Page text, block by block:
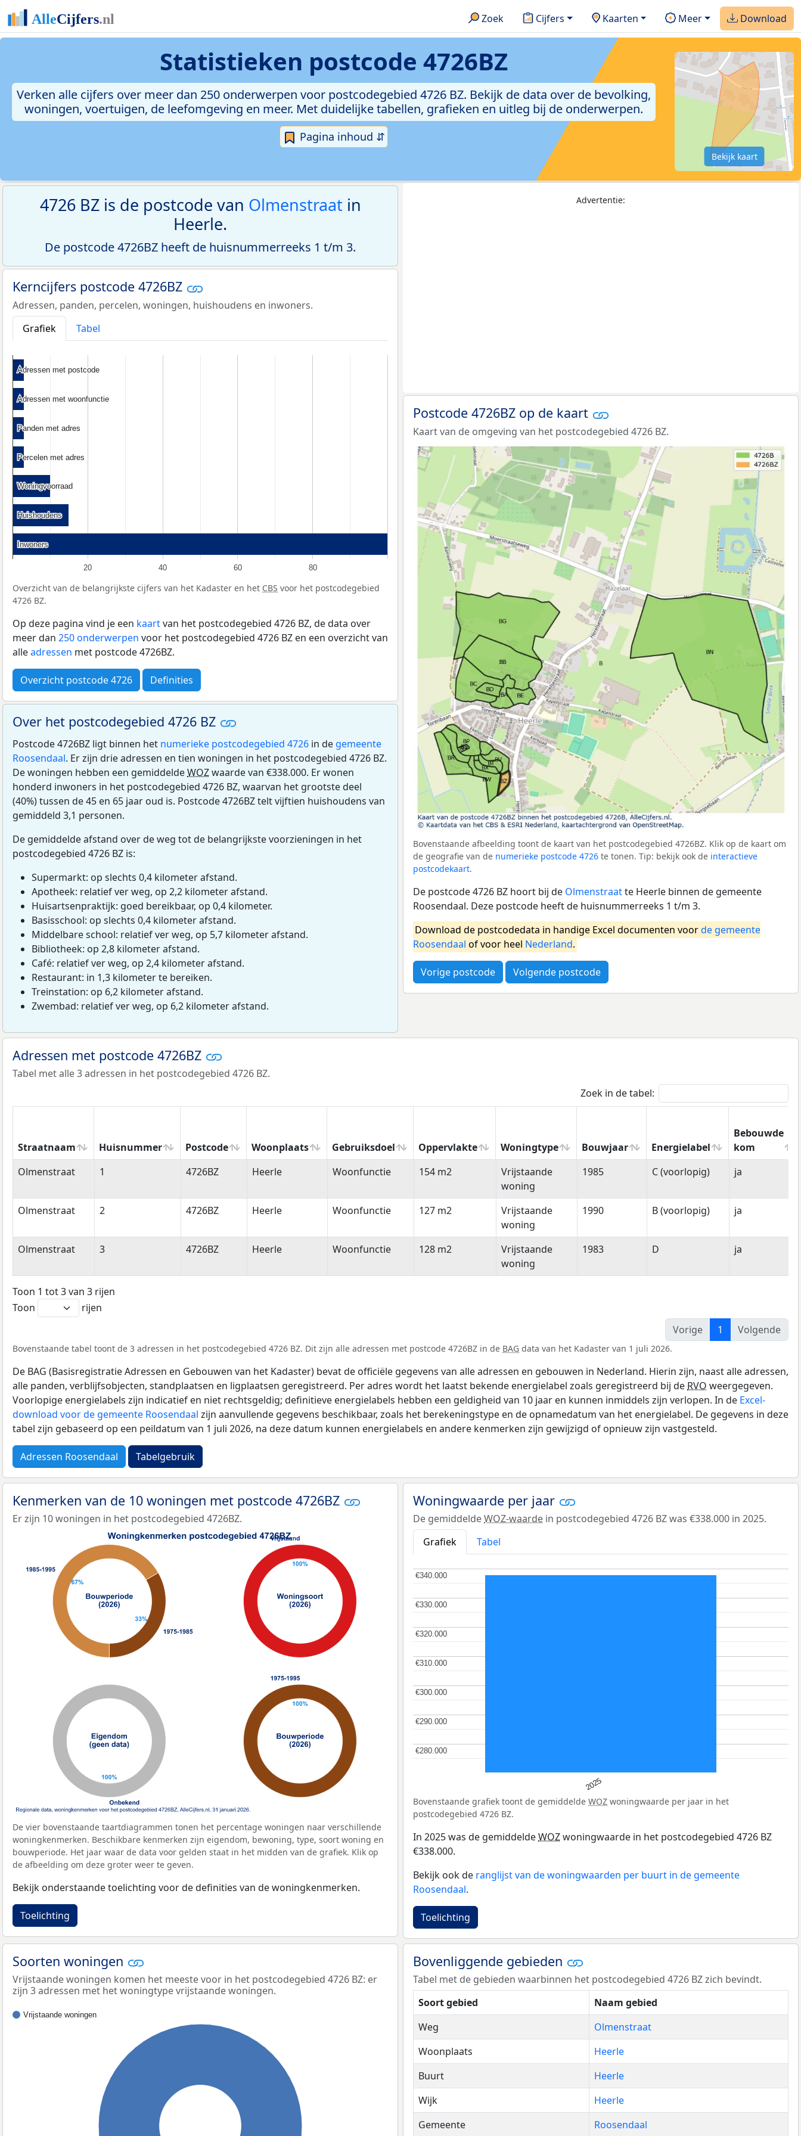
Zoek Cijfers Kaarten Meer Download
Statistieken postcode 4726BZ
Verken alle cijfers over meer dan 250 onderwerpen voor postcodegebied 4726 BZ. Bekijk de data over de bevolking,
woningen, voertuigen, de leefomgeving en meer. Met duidelijke tabellen, grafieken en uitleg bij de onderwerpen.
Pagina inhoud ⇵
Bekijk kaart
4726 BZ is de postcode van Olmenstraatin
Heerle.
De postcode 4726BZ heeft de huisnummerreeks 1 t/m 3.
Kerncijfers postcode 4726BZ
Adressen, panden, percelen, woningen, huishoudens en inwoners.
Grafiek
Tabel
20 40 60 80
Adressen met postcode
Adressen met postcode
Adressen met woonfunctie
Adressen met woonfunctie
Panden met adres
Panden met adres
Percelen met adres
Percelen met adres
Woningvoorraad
Woningvoorraad
Huishoudens
Huishoudens
Inwoners
Inwoners
Overzicht van de belangrijkste cijfers van het Kadaster en het CBS voor het postcodegebied
4726 BZ.
Op deze pagina vind je een kaartvan het postcodegebied 4726 BZ, de data over
meer dan 250 onderwerpen voor het postcodegebied 4726 BZ en een overzicht van
alleadressen met postcode 4726BZ.
Overzicht postcode 4726 Definities
Over het postcodegebied 4726 BZ
Postcode 4726BZ ligt binnen het numerieke postcodegebied 4726 in de gemeente
Roosendaal. Er zijn drie adressen en tien woningen in het postcodegebied 4726 BZ.
De woningen hebben een gemiddeldeWOZwaarde van €338.000. Er wonen
honderd inwoners in het postcodegebied 4726 BZ, waarvan het grootste deel
(40%) tussen de 45 en 65 jaar oud is. Postcode 4726BZ telt vijftien huishoudens van
gemiddeld 3,1 personen.
De gemiddelde afstand over de weg tot de belangrijkste voorzieningen in het
postcodegebied 4726 BZ is:
Supermarkt: op slechts 0,4 kilometer afstand.
Apotheek: relatief ver weg, op 2,2 kilometer afstand.
Huisartsenpraktijk: goed bereikbaar, op 0,4 kilometer.
Basisschool: op slechts 0,4 kilometer afstand.
Middelbare school: relatief ver weg, op 5,7 kilometer afstand.
Bibliotheek: op 2,8 kilometer afstand.
Café: relatief ver weg, op 2,4 kilometer afstand.
Restaurant: in 1,3 kilometer te bereiken.
Treinstation: op 6,2 kilometer afstand.
Zwembad: relatief ver weg, op 6,2 kilometer afstand.
Advertentie:
Postcode 4726BZ op de kaart
Kaart van de omgeving van het postcodegebied 4726 BZ.
Bovenstaande afbeelding toont de kaart van het postcodegebied 4726BZ. Klik op de kaart om
de geografie van de numerieke postcode 4726 te tonen. Tip: bekijk ook de interactieve
postcodekaart.
De postcode 4726 BZ hoort bij de Olmenstraatte Heerle binnen de gemeente
Roosendaal. Deze postcode heeft de huisnummerreeks 1 t/m 3.
Download de postcodedata in handige Excel documenten voorde gemeente
Roosendaal of voor heel Nederland.
Vorige postcode Volgende postcode
Adressen met postcode 4726BZ
Tabel met alle 3 adressen in het postcodegebied 4726 BZ.
Zoek in de tabel:
Straatnaam Huisnummer Postcode Woonplaats Gebruiksdoel Oppervlakte Woningtype Bouwjaar Energielabel
Bebouwde
kom
Straatnaam
Huisnummer Postcode Woonplaats Gebruiksdoel Oppervlakte Woningtype Bouwjaar Energielabel
Bebouwde
kom
Olmenstraat 1 4726BZ Heerle Woonfunctie 154 m2
Vrijstaande
woning
1985 C (voorlopig) ja
Olmenstraat 2 4726BZ Heerle Woonfunctie 127 m2
Vrijstaande
woning
1990 B (voorlopig) ja
Olmenstraat 3 4726BZ Heerle Woonfunctie 128 m2
Vrijstaande
woning
1983 D ja
Toon 1 tot 3 van 3 rijen
Toon
rijen
Vorige
1 Volgende
Bovenstaande tabel toont de 3 adressen in het postcodegebied 4726 BZ. Dit zijn alle adressen met postcode 4726BZ in de BAG data van het Kadaster van 1 juli 2026.
De BAG (Basisregistratie Adressen en Gebouwen van het Kadaster) bevat de officiële gegevens van alle adressen en gebouwen in Nederland. Hierin zijn, naast alle adressen,
alle panden, verblijfsobjecten, standplaatsen en ligplaatsen geregistreerd. Per adres wordt het laatst bekende energielabel zoals geregistreerd bij de RVO weergegeven.
Voorlopige energielabels zijn indicatief en niet rechtsgeldig; definitieve energielabels hebben een geldigheid van 10 jaar en kunnen inmiddels zijn verlopen. In de Excel-
download voor de gemeente Roosendaal zijn aanvullende gegevens beschikbaar, zoals het berekeningstype en de opnamedatum van het energielabel. De gegevens in deze
tabel zijn gebaseerd op een peildatum van 1 juli 2026, na deze datum kunnen energielabels en andere kenmerken zijn gewijzigd of opnieuw zijn vastgesteld.
Adressen Roosendaal Tabelgebruik
Kenmerken van de 10 woningen met postcode 4726BZ
Er zijn 10 woningen in het postcodegebied 4726BZ.
De vier bovenstaande taartdiagrammen tonen het percentage woningen naar verschillende
woningkenmerken. Beschikbare kenmerken zijn eigendom, bewoning, type, soort woning en
bouwperiode. Het jaar waar de data voor gelden staat in het midden van de grafiek. Klik op
de afbeelding om deze groter weer te geven.
Bekijk onderstaande toelichting voor de definities van de woningkenmerken.
Toelichting
Woningwaarde per jaar
De gemiddeldeWOZ-waarde in postcodegebied 4726 BZ was €338.000 in 2025.
Grafiek
Tabel
2025
€280.000
€280.000
€290.000
€290.000
€300.000
€300.000
€310.000
€310.000
€320.000
€320.000
€330.000
€330.000
€340.000
€340.000
Bovenstaande grafiek toont de gemiddelde WOZ woningwaarde per jaar in het
postcodegebied 4726 BZ.
In 2025 was de gemiddeldeWOZwoningwaarde in het postcodegebied 4726 BZ
€338.000.
Bekijk ook de ranglijst van de woningwaarden per buurt in de gemeente
Roosendaal.
Toelichting
Soorten woningen
Vrijstaande woningen komen het meeste voor in het postcodegebied 4726 BZ: er
zijn 3 adressen met het woningtype vrijstaande woningen.
Vrijstaande woningen
Bovenliggende gebieden
Tabel met de gebieden waarbinnen het postcodegebied 4726 BZ zich bevindt.
Soort gebied
Naam gebied
Weg
Olmenstraat
Woonplaats
Heerle
Buurt
Heerle
Wijk
Heerle
Gemeente
Roosendaal